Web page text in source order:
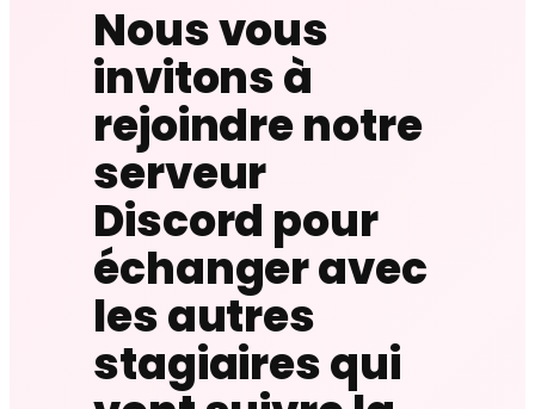
Nous vous
invitons à
rejoindre notre
serveur
Discord pour
échanger avec
les autres
stagiaires qui